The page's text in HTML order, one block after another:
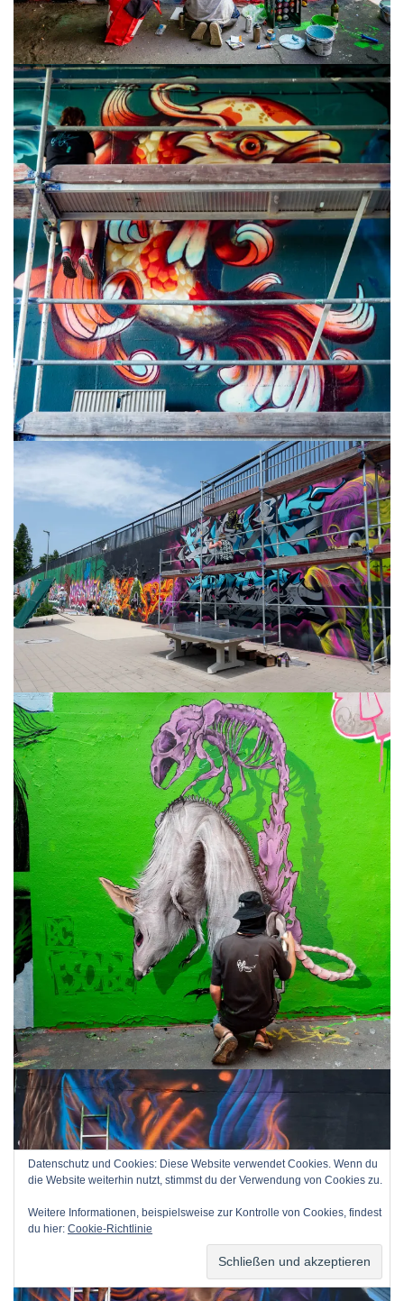
Datenschutz und Cookies: Diese Website verwendet Cookies. Wenn du
die Website weiterhin nutzt, stimmst du der Verwendung von Cookies zu.
Weitere Informationen, beispielsweise zur Kontrolle von Cookies, findest
du hier: Cookie-Richtlinie